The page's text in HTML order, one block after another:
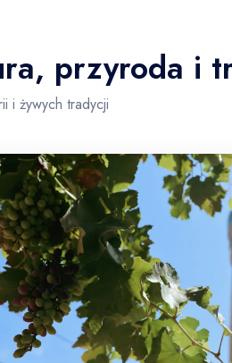
przyroda i
i żywych tradycji